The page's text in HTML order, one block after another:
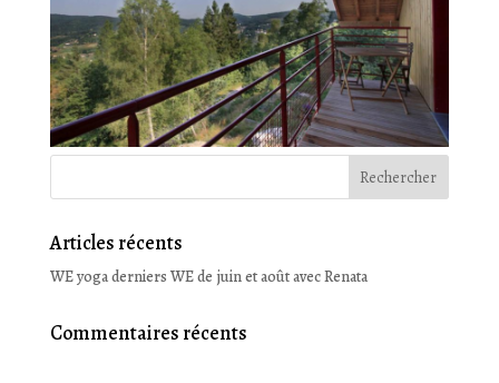
Articles récents
WE yoga derniers WE de juin et août avec Renata
Commentaires récents